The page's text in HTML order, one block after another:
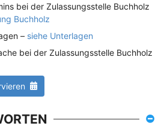
bei der Zulassungsstelle Buchholz
Buchholz
– siehe Unterlagen
bei der Zulassungsstelle Buchholz